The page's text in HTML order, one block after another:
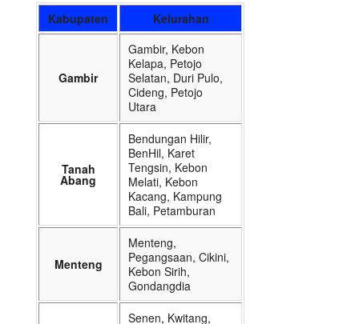
Kabupaten Kelurahan
Gambir
Gambir, Kebon
Kelapa, Petojo
Selatan, Duri Pulo,
Cideng, Petojo
Utara
Tanah
Abang
Bendungan Hilir,
BenHil, Karet
Tengsin, Kebon
Melati, Kebon
Kacang, Kampung
Bali, Petamburan
Menteng
Menteng,
Pegangsaan, Cikini,
Kebon Sirih,
Gondangdia
Senen, Kwitang,